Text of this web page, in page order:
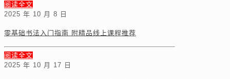
阅读全文
2025 年 10 月 8 日
零基础书法入门指南 附精品线上课程推荐
阅读全文
2025 年 10 月 17 日